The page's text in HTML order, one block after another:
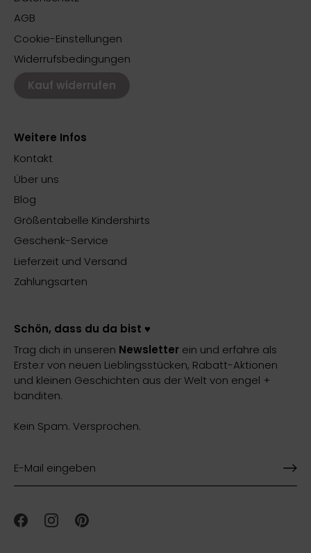
AGB
Cookie-Einstellungen
Widerrufsbedingungen
Kauf widerrufen
Weitere Infos
Kontakt
Über uns
Blog
Größentabelle Kindershirts
Geschenk-Service
Lieferzeit und Versand
Zahlungsarten
Schön, dass du da bist ♥️
Trag dich in unseren Newsletter ein und erfahre als
Erste:r von neuen Lieblingsstücken, Rabatt-Aktionen
und kleinen Geschichten aus der Welt von engel +
banditen.
Kein Spam. Versprochen.